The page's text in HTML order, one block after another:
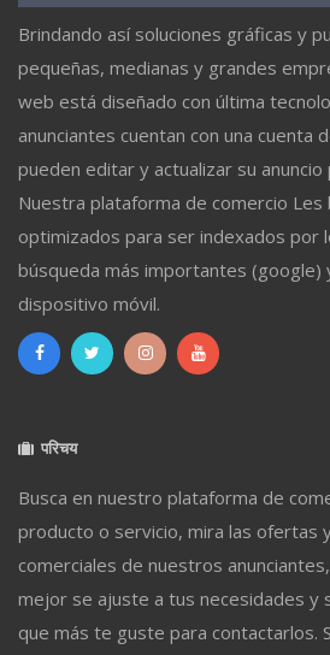
Brindando así soluciones gráficas y
pequeñas, medianas y grandes
web está diseñado con última
anunciantes cuentan con una cuenta
pueden editar y actualizar su
Nuestra plataforma de comercio Les
optimizados para ser indexados por
búsqueda más importantes (google)
dispositivo móvil.
परिचय
Busca en nuestro plataforma de
producto o servicio, mira las ofertas
comerciales de nuestros
mejor se ajuste a tus necesidades y
que más te guste para contactarlos.